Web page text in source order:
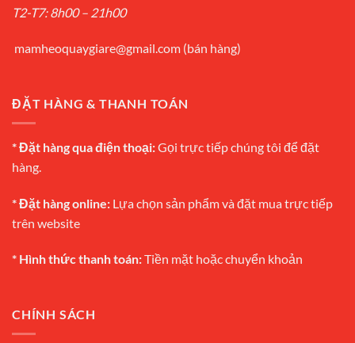
T2-T7: 8h00 – 21h00
mamheoquaygiare@gmail.com (bán hàng)
ĐẶT HÀNG & THANH TOÁN
* Đặt hàng qua điện thoại:Gọi trực tiếp chúng tôi để đặt
hàng.
* Đặt hàng online: Lựa chọn sản phẩm và đặt mua trực tiếp
trên website
* Hình thức thanh toán:Tiền mặt hoặc chuyển khoản
CHÍNH SÁCH